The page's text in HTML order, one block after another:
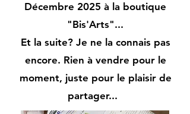
Décembre 2025 à la boutique
"Bis'Arts"...
Et la suite? Je ne la connais pas
encore. Rien à vendre pour le
moment, juste pour le plaisir de
partager...